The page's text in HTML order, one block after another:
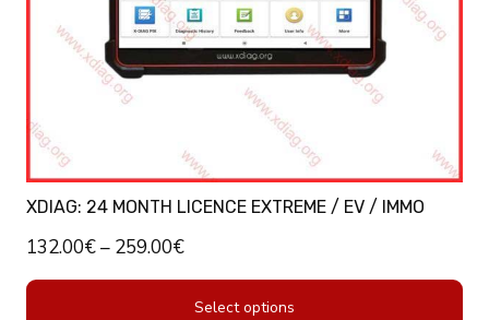
XDIAG: 24 MONTH LICENCE EXTREME / EV / IMMO
132.00€– 259.00€
Select options